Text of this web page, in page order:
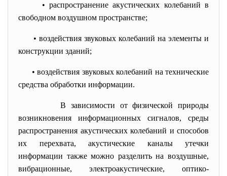
• распространение акустических колебаний в
свободном воздушном пространстве;
• воздействия звуковых колебаний на элементы и
конструкции зданий;
• воздействия звуковых колебаний на технические
средства обработки информации.
В зависимости от физической природы
возникновения информационных сигналов, среды
распространения акустических колебаний и способов
их перехвата, акустические каналы утечки
информации также можно разделить на воздушные,
вибрационные, электроакустические, оптико-